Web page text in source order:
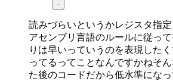
読みづらいというかレジスタ指
アセンブリ言語のルールに従っ
りは早いっていうのを表現した
ってるってことなんですかねそ
た後のコードだから低水準にな